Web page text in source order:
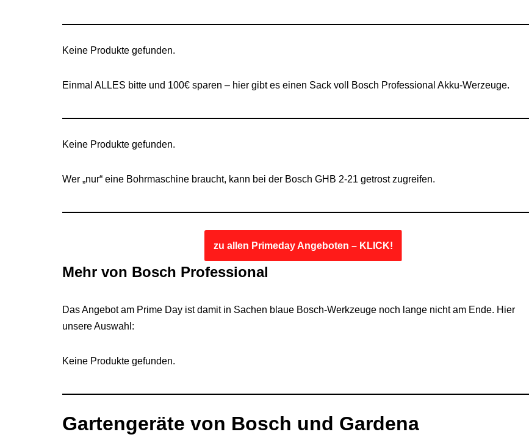
Keine Produkte gefunden.
Einmal ALLES bitte und 100€ sparen – hier gibt es einen Sack voll Bosch Professional Akku-Werzeuge.
Keine Produkte gefunden.
Wer „nur“ eine Bohrmaschine braucht, kann bei der Bosch GHB 2-21 getrost zugreifen.
zu allen Primeday Angeboten – KLICK!
Mehr von Bosch Professional
Das Angebot am Prime Day ist damit in Sachen blaue Bosch-Werkzeuge noch lange nicht am Ende. Hier
unsere Auswahl:
Keine Produkte gefunden.
Gartengeräte von Bosch und Gardena